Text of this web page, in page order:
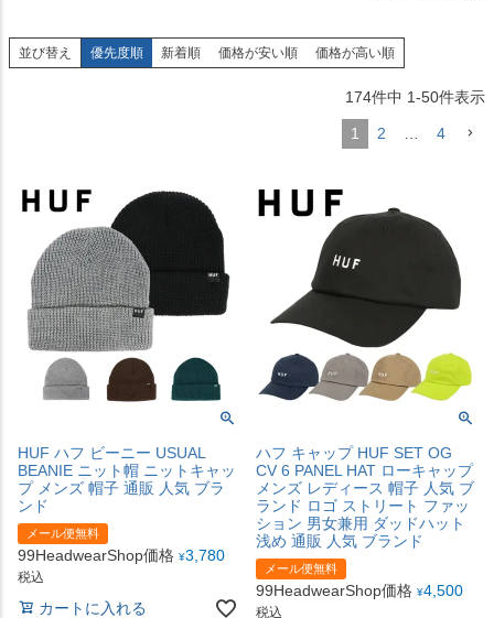
並び替え 優先度順 新着順 価格が安い順 価格が高い順
174件中 1-50件表示
1 2 4
HUF ハフ ビーニー USUAL
BEANIE ニット帽 ニットキャッ
プ メンズ 帽子 通販 人気 ブラ
ンド
メール便無料
99HeadwearShop価格 ¥3,780
税込
カートに入れる
ハフ キャップ HUF SET OG
CV 6 PANEL HAT ローキャップ
メンズ レディース 帽子 人気 ブ
ランド ロゴ ストリート ファッ
ション 男女兼用 ダッドハット
浅め 通販 人気 ブランド
メール便無料
99HeadwearShop価格 ¥4,500
税込